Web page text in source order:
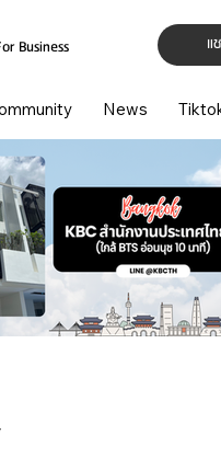
แ
Business
News